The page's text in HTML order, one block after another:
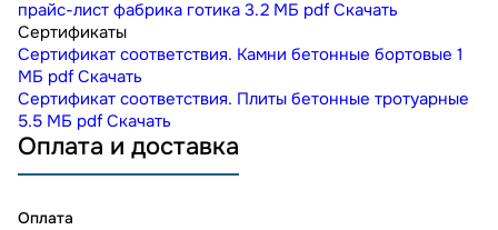
прайс-лист фабрика готика 3.2 МБ pdf Скачать
Сертификаты
Сертификат соответствия. Камни бетонные бортовые 1
МБ pdf Скачать
Сертификат соответствия. Плиты бетонные тротуарные
5.5 МБ pdf Скачать
Оплата и доставка
Оплата